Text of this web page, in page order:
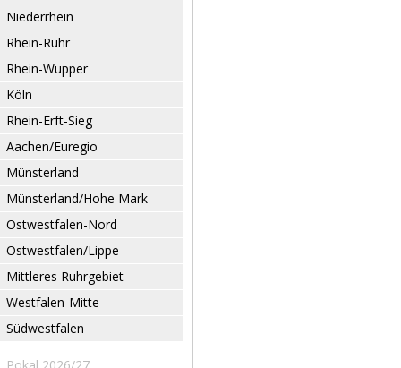
Niederrhein
Rhein-Ruhr
Rhein-Wupper
Köln
Rhein-Erft-Sieg
Aachen/Euregio
Münsterland
Münsterland/Hohe Mark
Ostwestfalen-Nord
Ostwestfalen/Lippe
Mittleres Ruhrgebiet
Westfalen-Mitte
Südwestfalen